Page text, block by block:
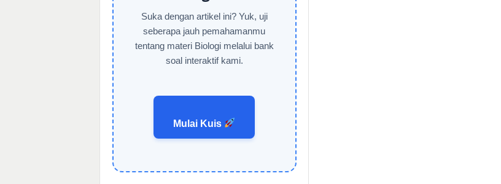
Suka dengan artikel ini? Yuk, uji
seberapa jauh pemahamanmu
tentang materi Biologi melalui bank
soal interaktif kami.
Mulai Kuis